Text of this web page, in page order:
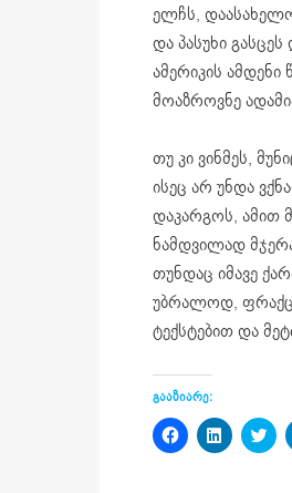
ელჩს,
და პასუხი
ამერიკის
მოაზროვნე
თუ კი ვინმეს,
ისეც არ უნდა
დაკარგოს, ამით
ნამდვილად
თუნდაც იმავე
უბრალოდ,
ტექსტებით და
გააზიარე:
Click
to
Click
to to